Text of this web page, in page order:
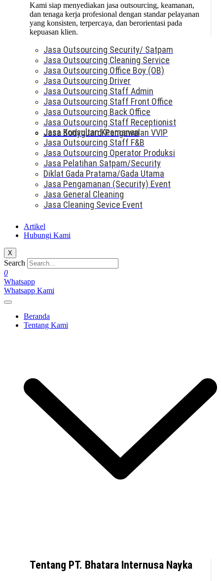
Kami siap menyediakan jasa outsourcing, keamanan,
dan tenaga kerja profesional dengan standar pelayanan
yang konsisten, terpercaya, dan berorientasi pada
kepuasan klien.
Jasa Outsourcing Security/ Satpam
Jasa Outsourcing Cleaning Service
Jasa Outsourcing Office Boy (OB)
Jasa Outsourcing Driver
Jasa Outsourcing Staff Admin
Jasa Outsourcing Staff Front Office
Jasa Outsourcing Back Office
Jasa Outsourcing Staff Receptionist
Jasa Bodyguard/Pengawalan VVIP
Jasa Konsultan Keamanan
Jasa Outsourcing Staff F&B
Jasa Outsourcing Operator Produksi
Jasa Pelatihan Satpam/Security
Diklat Gada Pratama/Gada Utama
Jasa Pengamanan (Security) Event
Jasa General Cleaning
Jasa Cleaning Sevice Event
Artikel
Hubungi Kami
X
Search
0
Whatsapp
Whatsapp Kami
Beranda
Tentang Kami
Tentang PT. Bhatara Internusa Nayka